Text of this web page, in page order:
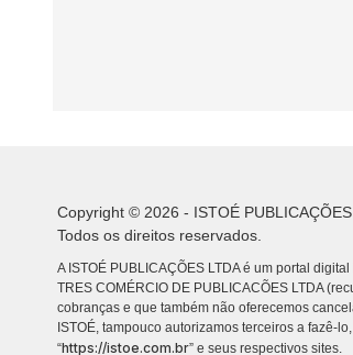
Copyright © 2026 - ISTOÉ
Todos os direitos reservados.
A ISTOÉ PUBLICAÇÕES LTDA é um portal
TRES COMÉRCIO DE PUBLICACÕES LTDA
cobranças e que também não oferecemos
ISTOÉ, tampouco autorizamos terceiros a fazê-
“https://istoe.com.br” e seus respectivos sites.